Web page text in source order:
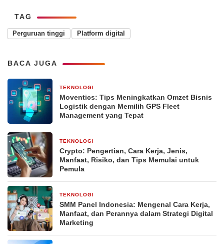
TAG
Perguruan tinggi Platform digital
BACA JUGA
TEKNOLOGI
Moventics: Tips Meningkatkan Omzet Bisnis
Logistik dengan Memilih GPS Fleet
Management yang Tepat
TEKNOLOGI
Crypto: Pengertian, Cara Kerja, Jenis,
Manfaat, Risiko, dan Tips Memulai untuk
Pemula
TEKNOLOGI
SMM Panel Indonesia: Mengenal Cara Kerja,
Manfaat, dan Perannya dalam Strategi Digital
Marketing